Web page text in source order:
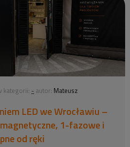
kategorii: - autor: Mateusz
LED we Wrocławiu –
1-fazowe i
od ręki